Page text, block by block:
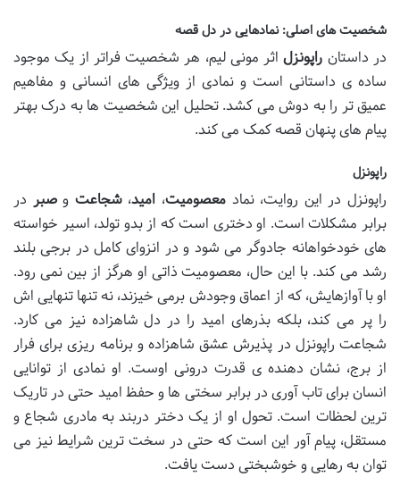
شخصیت های اصلی: نمادهایی در دل قصه
در داستان راپونزلاثر مونی لیم، هر شخصیت فراتر از یک موجود
ساده ی داستانی است و نمادی از ویژگی های انسانی و مفاهیم
عمیق تر را به دوش می کشد. تحلیل این شخصیت ها به درک بهتر
پیام های پنهان قصه کمک می کند.
راپونزل
راپونزل در این روایت، نماد معصومیت، امید،شجاعت وصبر در
برابر مشکلات است. او دختری است که از بدو تولد، اسیر خواسته
های خودخواهانه جادوگر می شود و در انزوای کامل در برجی بلند
رشد می کند. با این حال، معصومیت ذاتی او هرگز از بین نمی رود.
او با آوازهایش، که از اعماق وجودش برمی خیزند، نه تنها تنهایی اش
را پر می کند، بلکه بذرهای امید را در دل شاهزاده نیز می کارد.
شجاعت راپونزل در پذیرش عشق شاهزاده و برنامه ریزی برای فرار
از برج، نشان دهنده ی قدرت درونی اوست. او نمادی از توانایی
انسان برای تاب آوری در برابر سختی ها و حفظ امید حتی در تاریک
ترین لحظات است. تحول او از یک دختر دربند به مادری شجاع و
مستقل، پیام آور این است که حتی در سخت ترین شرایط نیز می
توان به رهایی و خوشبختی دست یافت.